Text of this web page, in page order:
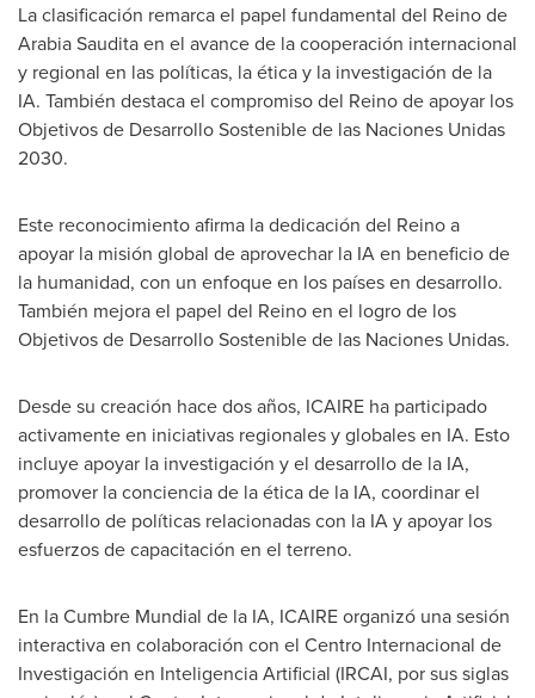
La clasificación remarca el papel fundamental del Reino de
Arabia Saudita en el avance de la cooperación internacional
y regional en las políticas, la ética y la investigación de la
IA. También destaca el compromiso del Reino deapoyar los
Objetivos de Desarrollo Sostenible de las Naciones Unidas
2030.
Este reconocimiento afirma la dedicación del Reino a
apoyar la misión global de aprovechar la IA en beneficio de
la humanidad, con un enfoque en los países en desarrollo.
También mejora el papel del Reino en el logro de los
Objetivos de Desarrollo Sostenible de las Naciones Unidas.
Desde su creación hace dos años, ICAIRE ha participado
activamente en iniciativas regionales y globales en IA. Esto
incluye apoyar la investigación y el desarrollo de la IA,
promover la conciencia de la ética de la IA, coordinar el
desarrollo de políticas relacionadas con la IA y apoyar los
esfuerzos de capacitación en el terreno.
En la Cumbre Mundial de la IA, ICAIRE organizó una sesión
interactiva en colaboración con el Centro Internacional de
Investigación en Inteligencia Artificial (IRCAI, por sus siglas